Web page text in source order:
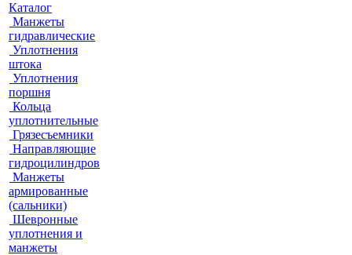
Каталог
Манжеты
гидравлические
Уплотнения
штока
Уплотнения
поршня
Кольца
уплотнительные
Грязесъемники
Направляющие
гидроцилиндров
Манжеты
армированные
(сальники)
Шевронные
уплотнения и
манжеты